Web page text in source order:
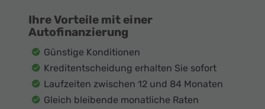
Ihre Vorteile mit einer
Autofinanzierung
Günstige Konditionen
Kreditentscheidung erhalten Sie sofort
Laufzeiten zwischen 12 und 84 Monaten
Gleich bleibende monatliche Raten